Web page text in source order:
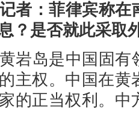
者：菲律宾称在
？是否就此采取
岩岛是中国固有
主权。中国在
的正当权利。